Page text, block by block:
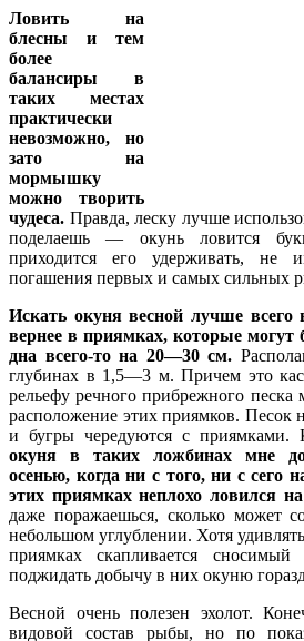
Ловить на
блесны и тем
более
балансиры в
таких местах
практически
невозможно, но
зато на
мормышку
можно творить
чудеса. Правда, леску лучше
поделаешь — окунь ловится
приходится его удерживать, не
погашения первых и самых сильных
Искать окуня весной лучше
вернее в приямках, которые могут
дна всего-то на 20—30 см.
глубинах в 1,5—3 м. Причем это
рельефу речного прибрежного песка
расположение этих приямков. Песок
и бугры чередуются с приямками.
окуня в таких ложбинах мне
осенью, когда ни с того, ни с сего
этих приямках неплохо ловился
даже поражаешься, сколько может
небольшом углублении. Хотя
приямках скапливается
поджидать добычу в них окуню
Весной очень полезен эхолот.
видовой состав рыбы, но по